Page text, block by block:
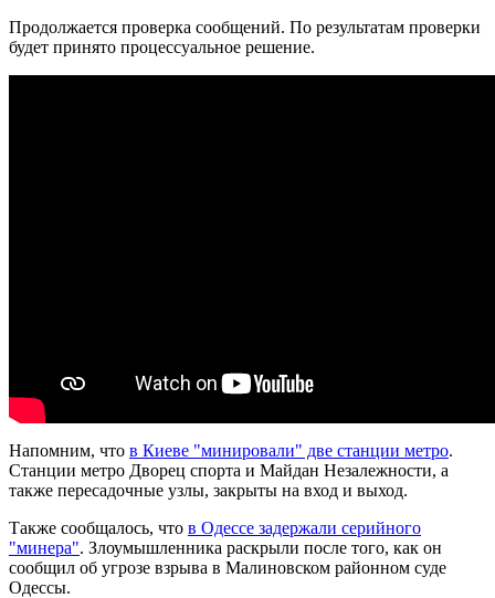
Продолжается проверка сообщений. По результатам проверки
будет принято процессуальное решение.
Напомним, что в Киеве "минировали" две станции метро.
Станции метро Дворец спорта и Майдан Незалежности, а
также пересадочные узлы, закрыты на вход и выход.
Также сообщалось, что в Одессе задержали серийного
"минера". Злоумышленника раскрыли после того, как он
сообщил об угрозе взрыва в Малиновском районном суде
Одессы.